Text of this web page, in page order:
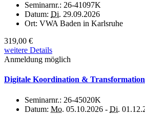
Seminarnr.: 26-41097K
Datum: Di. 29.09.2026
Ort: VWA Baden in Karlsruhe
319,00 €
weitere Details
Anmeldung möglich
Digitale Koordination &
Seminarnr.: 26-45020K
Datum: Mo. 05.10.2026 - Di.